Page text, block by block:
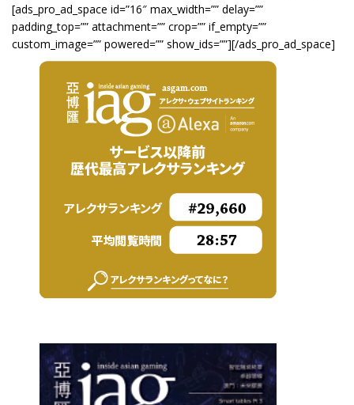
[ads_pro_ad_space id=”16″ max_width=”” delay=””
padding_top=”” attachment=”” crop=”” if_empty=””
custom_image=”” powered=”” show_ids=””][/ads_pro_ad_space]